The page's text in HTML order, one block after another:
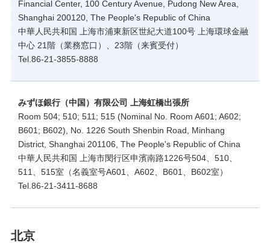
Financial Center, 100 Century Avenue, Pudong New Area,
Shanghai 200120, The People's Republic of China
中華人民共和国 上海市浦東新区世紀大道100号 上海環球金融
中心 21階（業務窓口）、23階（来賓受付）
Tel.86-21-3855-8888
みずほ銀行（中国）有限公司 上海虹橋出張所
Room 504; 510; 511; 515 (Nominal No. Room A601; A602;
B601; B602), No. 1226 South Shenbin Road, Minhang
District, Shanghai 201106, The People's Republic of China
中華人民共和国 上海市閔行区申濱南路1226号504、510、
511、515室（名義室号A601、A602、B601、B602室）
Tel.86-21-3411-8688
北京